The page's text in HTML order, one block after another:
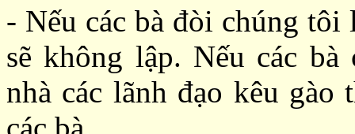
- Nếu các bà đòi chúng
sẽ không lập. Nếu các
nhà các lãnh đạo kêu